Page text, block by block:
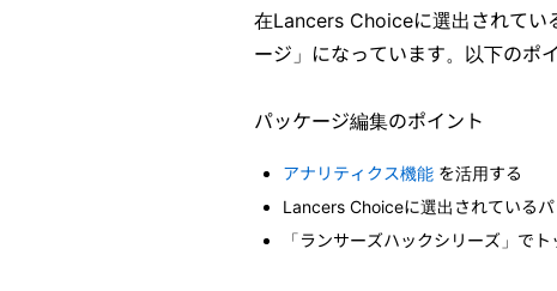
在Lancers Choiceに選出されてい
ージ」になっています。以下のポ
パッケージ編集のポイント
アナリティクス機能 を活用する
Lancers Choiceに選出されている
「ランサーズハックシリーズ」で